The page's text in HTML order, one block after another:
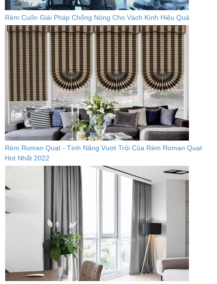
Rèm Cuốn Giải Pháp Chống Nóng Cho Vách Kính Hiệu Quả
Rèm Roman Quạt - Tính Năng Vượt Trội Của Rèm Roman Quạt
Hot Nhất 2022